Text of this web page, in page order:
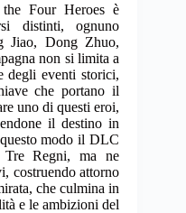
Four Heroes è
distinti, ognuno
Jiao, Dong Zhuo,
non si limita a
degli eventi storici,
che portano il
uno di questi eroi,
il destino in
modo il DLC
Tre Regni, ma ne
costruendo attorno
che culmina in
e le ambizioni del